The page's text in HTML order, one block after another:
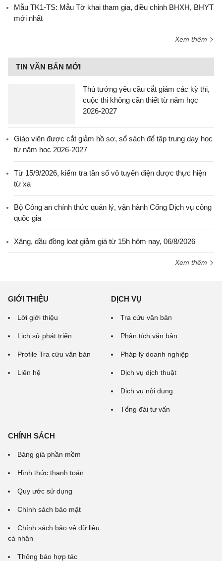
Mẫu TK1-TS: Mẫu Tờ khai tham gia, điều chỉnh BHXH, BHYT
mới nhất
Xem thêm
TIN VĂN BẢN MỚI
Thủ tướng yêu cầu cắt giảm các kỳ thi,
cuộc thi không cần thiết từ năm học
2026-2027
Giáo viên được cắt giảm hồ sơ, sổ sách để tập trung dạy học
từ năm học 2026-2027
Từ 15/9/2026, kiểm tra tần số vô tuyến điện được thực hiện
từ xa
Bộ Công an chính thức quản lý, vận hành Cổng Dịch vụ công
quốc gia
Xăng, dầu đồng loạt giảm giá từ 15h hôm nay, 06/8/2026
Xem thêm
GIỚI THIỆU
Lời giới thiệu
Lịch sử phát triển
Profile Tra cứu văn bản
Liên hệ
DỊCH VỤ
Tra cứu văn bản
Phân tích văn bản
Pháp lý doanh nghiệp
Dịch vụ dịch thuật
Dịch vụ nội dung
Tổng đài tư vấn
CHÍNH SÁCH
Bảng giá phần mềm
Hình thức thanh toán
Quy ước sử dụng
Chính sách bảo mật
Chính sách bảo vệ dữ liệu
cá nhân
Thông báo hợp tác